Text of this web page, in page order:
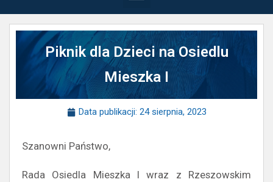
Piknik dla Dzieci na Osiedlu
Mieszka I
Data publikacji: 24 sierpnia, 2023
Szanowni Państwo,
Rada Osiedla Mieszka I wraz z Rzeszowskim